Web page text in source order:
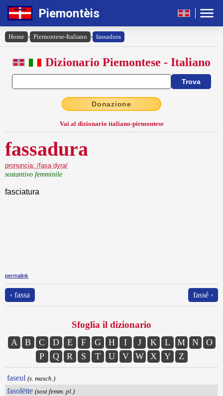
Piemontèis
Home › Piemontese-Italiano › fassadura
Dizionario Piemontese - Italiano
Donazione
Vai al dizionario italiano-piemontese
fassadura
pronuncia: /fasaˈdyra/
sostantivo femminile
fasciatura
permalink
‹ fassa fassé ›
Sfoglia il dizionario
A B C D E F G H I J K L M N
O
P
Q R S T U V W X Y Z
faseul (s. masch.)
fasolëtte (sost femm. pl.)